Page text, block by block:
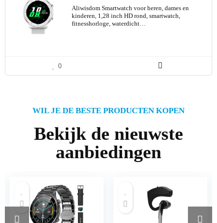
Aliwisdom Smartwatch voor heren, dames en
kinderen, 1,28 inch HD rond, smartwatch,
fitnesshorloge, waterdicht…
0
WIL JE DE BESTE PRODUCTEN KOPEN
Bekijk de nieuwste
aanbiedingen